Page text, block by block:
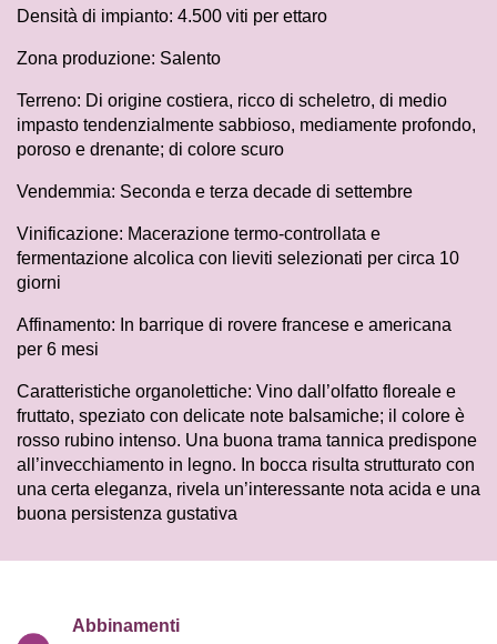
Densità di impianto: 4.500 viti per ettaro
Zona produzione: Salento
Terreno: Di origine costiera, ricco di scheletro, di medio
impasto tendenzialmente sabbioso, mediamente profondo,
poroso e drenante; di colore scuro
Vendemmia: Seconda e terza decade di settembre
Vinificazione: Macerazione termo-controllata e
fermentazione alcolica con lieviti selezionati per circa 10
giorni
Affinamento: In barrique di rovere francese e americana
per 6 mesi
Caratteristiche organolettiche: Vino dall’olfatto floreale e
fruttato, speziato con delicate note balsamiche; il colore è
rosso rubino intenso. Una buona trama tannica predispone
all’invecchiamento in legno. In bocca risulta strutturato con
una certa eleganza, rivela un’interessante nota acida e una
buona persistenza gustativa
Abbinamenti